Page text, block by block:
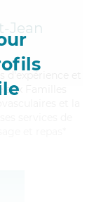
Jean
d'expérience et
Familles
et repas*